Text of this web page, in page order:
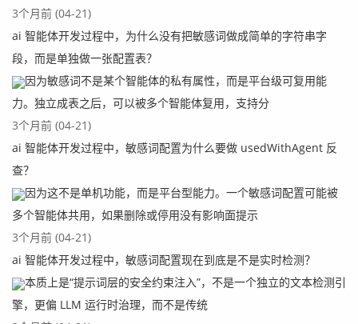
3个月前 (04-21)
ai 智能体开发过程中，为什么没有把敏感词做成简单的字符串字
段，而是单独做一张配置表？
因为敏感词不是某个智能体的私有属性，而是平台级可复用能
力。独立成表之后，可以被多个智能体复用，支持分
3个月前 (04-21)
ai 智能体开发过程中，敏感词配置为什么要做 usedWithAgent 反
查？
因为这不是单机功能，而是平台型能力。一个敏感词配置可能被
多个智能体共用，如果删除或停用没有影响面提示
3个月前 (04-21)
ai 智能体开发过程中，敏感词配置现在到底是不是实时检测？
本质上是“提示词层的安全约束注入”，不是一个独立的文本检测引
擎，更偏 LLM 运行时治理，而不是传统